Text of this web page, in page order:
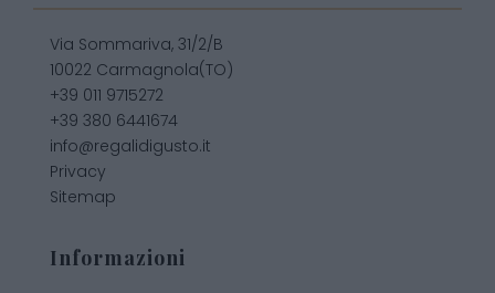
Via Sommariva, 31/2/B
10022 Carmagnola(TO)
+39 011 9715272
+39 380 6441674
info@regalidigusto.it
Privacy
Sitemap
Informazioni